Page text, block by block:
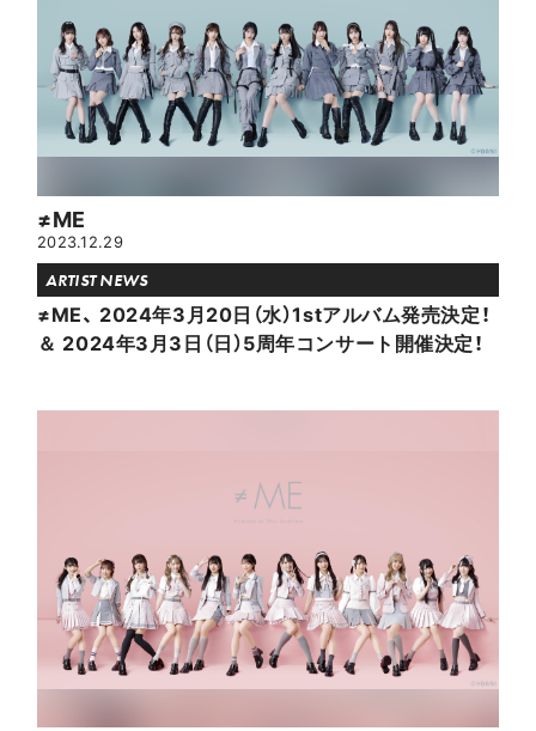
≠ME
2023.12.29
ARTIST NEWS
≠ME、 2024年3月20日（水）1stアルバム発売決定！
＆ 2024年3月3日（日）5周年コンサート開催決定！